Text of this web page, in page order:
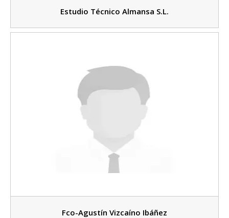
Estudio Técnico Almansa S.L.
Fco-Agustín Vizcaíno Ibáñez